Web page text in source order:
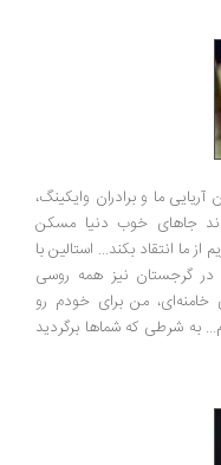
و برادران وایکینگ،
خوب دنیا مسکن
بکند... استالین با
نیز همه روسی
من برای خودم رو
که شماها برگردید